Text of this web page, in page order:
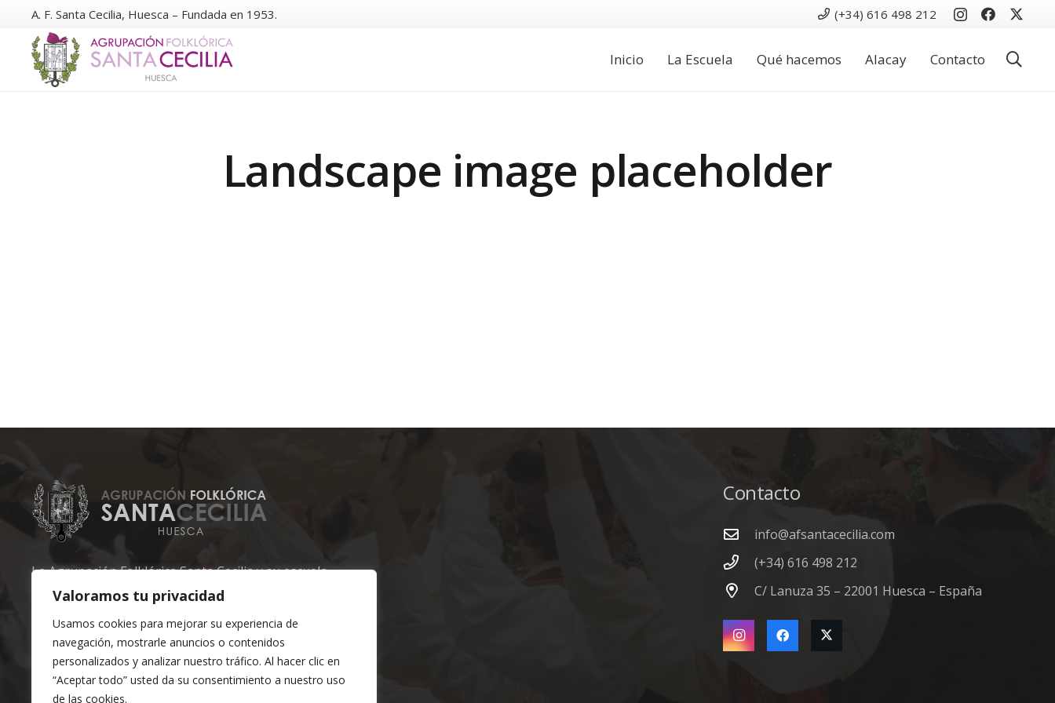
Valoramos tu privacidad
Usamos cookies para mejorar su experiencia de
navegación, mostrarle anuncios o contenidos
personalizados y analizar nuestro tráfico. Al hacer clic en
“Aceptar todo” usted da su consentimiento a nuestro uso
de las cookies.
A. F. Santa Cecilia, Huesca – Fundada en 1953. (+34) 616 498 212
Inicio La Escuela Qué hacemos Alacay Contacto
Landscape image placeholder
La Agrupación Folklórica Santa Cecilia y su escuela
son unas de las más veteranas del Altoaragón.
Ayúdanos a mantener lo nuestro.
Santa Cecilia, mucho más que una escuela.
Contacto
info@afsantacecilia.com
(+34) 616 498 212
C/ Lanuza 35 – 22001 Huesca – España